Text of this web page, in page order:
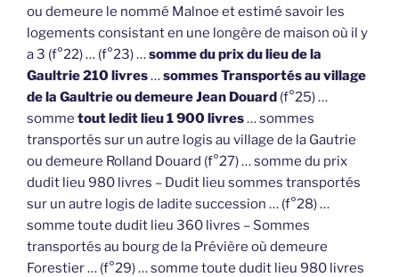
ou demeure le nommé Malnoe et estimé savoir les
logements consistant en une longère de maison où il y
a 3 (f°22) … (f°23) …somme du prix du lieu de la
Gaultrie 210 livres…sommes Transportés auvillage
de la Gaultrie ou demeure Jean Douard (f°25) …
somme tout ledit lieu 1 900 livres… sommes
transportés sur un autre logis au village de la Gautrie
ou demeure Rolland Douard (f°27) … somme du prix
dudit lieu 980 livres – Dudit lieu sommes transportés
sur un autre logis de ladite succession … (f°28) …
somme toute dudit lieu 360 livres – Sommes
transportés au bourg de la Prévière où demeure
Forestier … (f°29) … somme toute dudit lieu 980 livres